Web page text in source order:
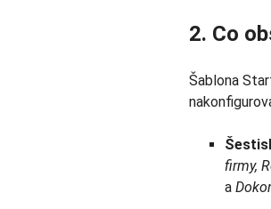
2. Co
Šablona
firmy,
a